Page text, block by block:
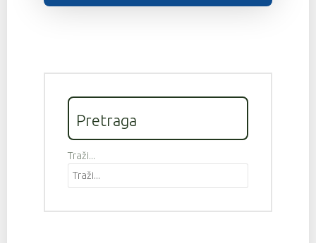
Pretraga
Traži...